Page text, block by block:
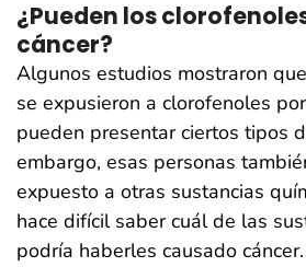
¿Pueden los
cáncer?
Algunos estudios mostraron
se expusieron a clorofenoles
pueden presentar ciertos tipos
embargo, esas personas
expuesto a otras sustancias
hace difícil saber cuál de las
podría haberles causado cáncer.